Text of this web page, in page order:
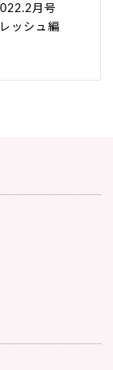
月号
ッシュ編